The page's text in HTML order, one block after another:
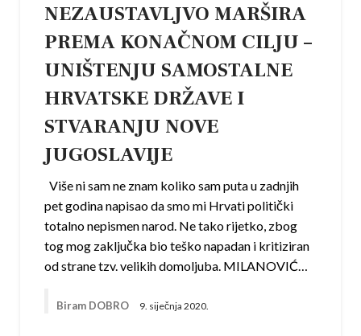
NEZAUSTAVLJVO MARŠIRA
PREMA KONAČNOM CILJU –
UNIŠTENJU SAMOSTALNE
HRVATSKE DRŽAVE I
STVARANJU NOVE
JUGOSLAVIJE
Više ni sam ne znam koliko sam puta u zadnjih
pet godina napisao da smo mi Hrvati politički
totalno nepismen narod. Ne tako rijetko, zbog
tog mog zaključka bio teško napadan i kritiziran
od strane tzv. velikih domoljuba. MILANOVIĆ…
Biram DOBRO 9. siječnja 2020.